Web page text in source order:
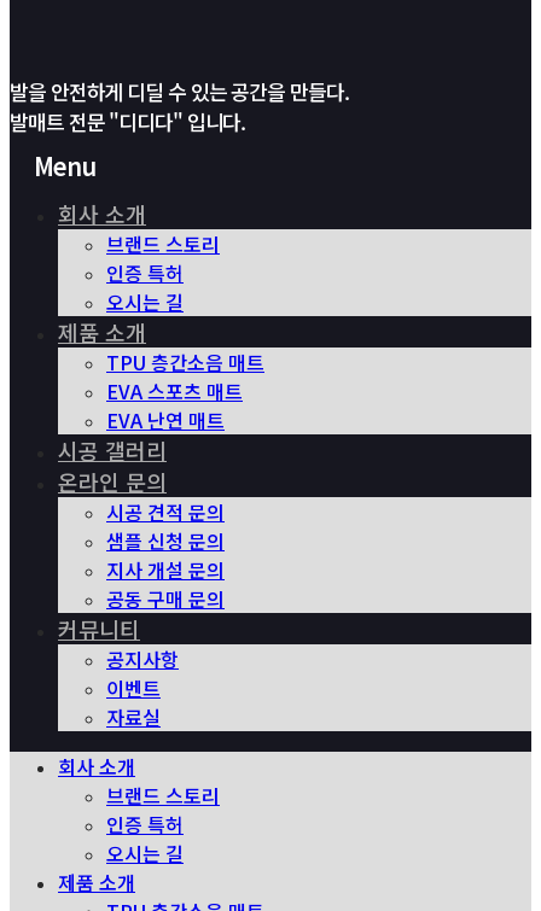
발을 안전하게 디딜 수 있는 공간을 만들다.
발매트 전문 "디디다" 입니다.
Menu
회사 소개
브랜드 스토리
인증 특허
오시는 길
제품 소개
TPU 층간소음 매트
EVA 스포츠 매트
EVA 난연 매트
시공 갤러리
온라인 문의
시공 견적 문의
샘플 신청 문의
지사 개설 문의
공동 구매 문의
커뮤니티
공지사항
이벤트
자료실
회사 소개
브랜드 스토리
인증 특허
오시는 길
제품 소개